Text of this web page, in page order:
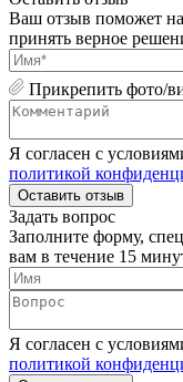
Ваш отзыв поможет
принять верное
Прикрепить фото/
Я согласен с
политикой
Оставить отзыв
Задать вопрос
Заполните форму,
вам в течение 15
Я согласен с
политикой